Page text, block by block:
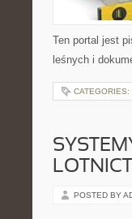
Ten portal jest
leśnych i
CATEGORIES:
POSTED BY